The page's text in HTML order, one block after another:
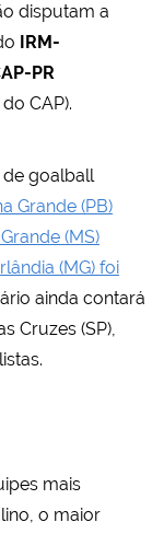
disputam a
IRM-
PR
CAP).
goalball
Grande (PB)
(MS)
(MG) foi
ainda contará
Cruzes (SP),
mais
o maior